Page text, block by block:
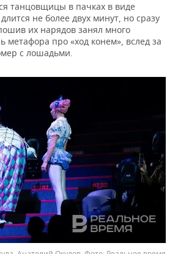
танцовщицы в пачках в виде
не более двух минут, но сразу
их нарядов занял много
метафора про «ход конем», вслед за
с лошадьми.